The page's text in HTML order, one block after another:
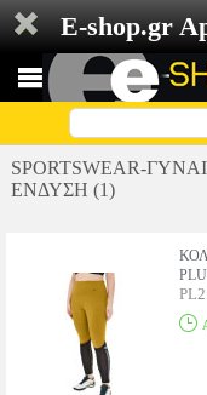
E-shop.gr
SPORTSWEAR-
ΕΝΔΥΣΗ (1)